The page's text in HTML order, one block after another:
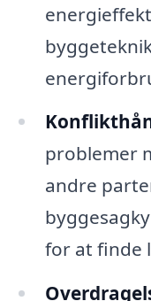
problemer
andre
for at finde